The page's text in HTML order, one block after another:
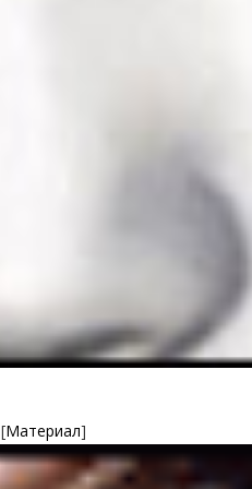
[Материал]